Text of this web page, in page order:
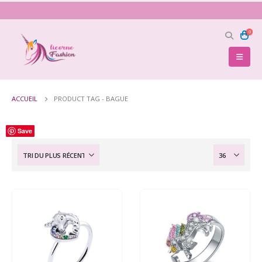
0
ACCUEIL PRODUCT TAG - BAGUE
Save
Save
Save